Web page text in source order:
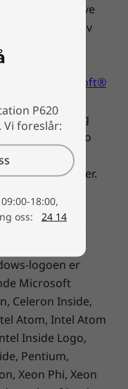
aktive
batteriliv
fra Microsoft®
Windows 7 og
Lenovo
eller tjenester.
IdeaPad,
logoen er
logoen er
Microsoft
Celeron Inside,
Atom, Intel Atom
Inside Logo,
Pentium,
Xeon Phi, Xeon
P620
foreslår:
18:00,
oss:
24 14